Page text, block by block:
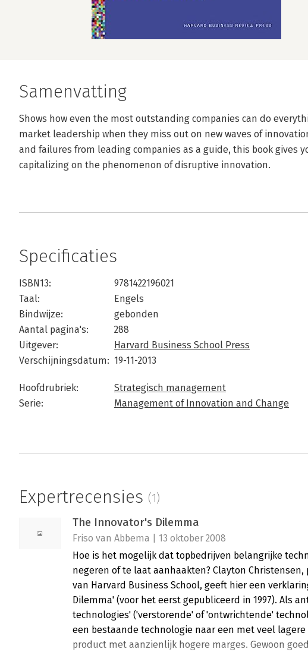
Samenvatting
Shows how even the most outstanding companies can do
market leadership when they miss out on new waves of
and failures from leading companies as a guide, this book gives
capitalizing on the phenomenon of disruptive innovation.
Specificaties
ISBN13:
9781422196021
Taal:
Engels
Bindwijze:
gebonden
Aantal pagina's:
288
Uitgever:
Harvard Business School Press
Verschijningsdatum: 19-11-2013
Hoofdrubriek:
Strategisch management
Serie:
Management of Innovation and Change
Expertrecensies (1)
The Innovator's Dilemma
Friso van Abbema | 13 oktober 2008
Hoe is het mogelijk dat topbedrijven belangrijke
negeren of te laat aanhaakten? Clayton
van Harvard Business School, geeft hier een
Dilemma' (voor het eerst gepubliceerd in 1997). Als
technologies' ('verstorende' of 'ontwrichtende'
een bestaande technologie naar een met veel
product met aanzienlijk hogere marges. Gewoon